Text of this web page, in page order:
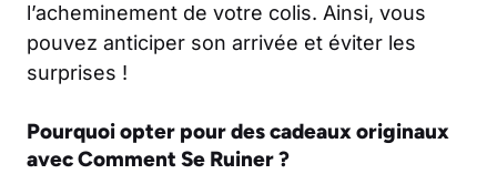
l’acheminement de votre colis. Ainsi, vous
pouvez anticiper son arrivée et éviter les
surprises !
Pourquoi opter pour des cadeaux originaux
avec Comment Se Ruiner ?